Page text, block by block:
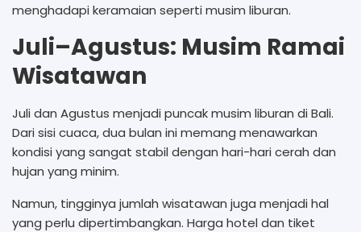
menghadapi keramaian seperti musim liburan.
Juli–Agustus: Musim Ramai
Wisatawan
Juli dan Agustus menjadi puncak musim liburan di Bali.
Dari sisi cuaca, dua bulan ini memang menawarkan
kondisi yang sangat stabil dengan hari-hari cerah dan
hujan yang minim.
Namun, tingginya jumlah wisatawan juga menjadi hal
yang perlu dipertimbangkan. Harga hotel dan tiket